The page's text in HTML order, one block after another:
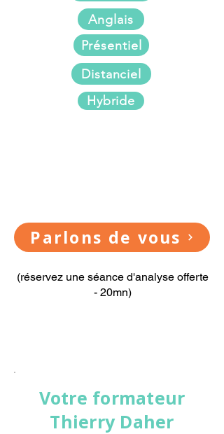
Anglais
Présentiel
Distanciel
Hybride
Parlons de vous
(réservez une séance d'analyse offerte
- 20mn)
Votre formateur
Thierry Daher